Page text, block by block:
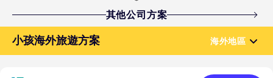
其他公司方案
小孩海外旅遊方案 海外地區